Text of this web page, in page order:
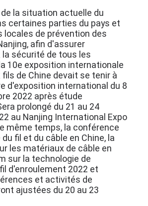
la situation actuelle du
certaines parties du pays et
locales de prévention des
afin d'assurer
sécurité de tous les
10e exposition internationale
de Chine devait se tenir à
d'exposition international du 8
2022 après étude
prolongé du 21 au 24
au Nanjing International Expo
même temps, la conférence
fil et du câble en Chine, la
les matériaux de câble en
sur la technologie de
d'enroulement 2022 et
et activités de
ajustées du 20 au 23